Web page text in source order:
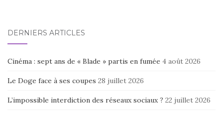
DERNIERS ARTICLES
Cinéma : sept ans de « Blade » partis en fumée 4 août 2026
Le Doge face à ses coupes 28 juillet 2026
L’impossible interdiction des réseaux sociaux ? 22 juillet 2026